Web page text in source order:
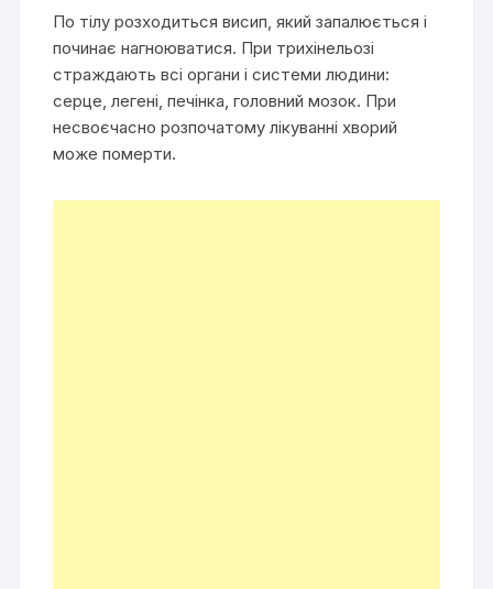
По тілу розходиться висип, який запалюється і
починає нагноюватися. При трихінельозі
страждають всі органи і системи людини:
серце, легені, печінка, головний мозок. При
несвоєчасно розпочатому лікуванні хворий
може померти.